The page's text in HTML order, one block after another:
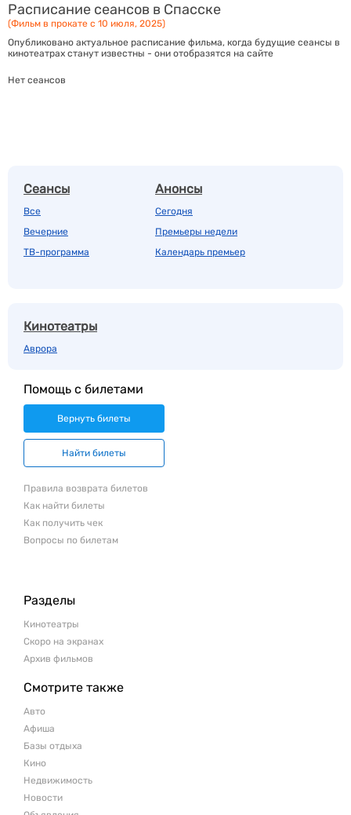
Расписание сеансов в Спасске
(Фильм в прокате с 10 июля, 2025)
Опубликовано актуальное расписание фильма, когда будущие сеансы в
кинотеатрах станут известны - они отобразятся на сайте
Нет сеансов
Сеансы
Все
Вечерние
ТВ-программа
Анонсы
Сегодня
Премьеры недели
Календарь премьер
Кинотеатры
Аврора
Помощь с билетами
Вернуть билеты
Найти билеты
Правила возврата билетов
Как найти билеты
Как получить чек
Вопросы по билетам
Разделы
Кинотеатры
Скоро на экранах
Архив фильмов
Смотрите также
Авто
Афиша
Базы отдыха
Кино
Недвижимость
Новости